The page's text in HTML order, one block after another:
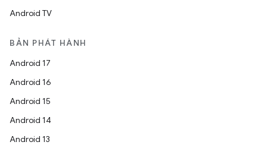
Android TV
BẢN PHÁT HÀNH
Android 17
Android 16
Android 15
Android 14
Android 13